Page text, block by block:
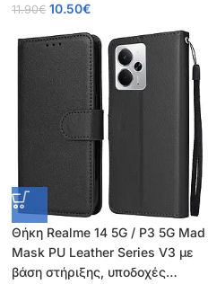
στήριξης από σκλήρό Premium
TPU μαύρο
11.90€ 10.50€
Θήκη Realme 14 5G / P3 5G Mad
Mask PU Leather Series V3 με
βάση στήριξης, υποδοχές